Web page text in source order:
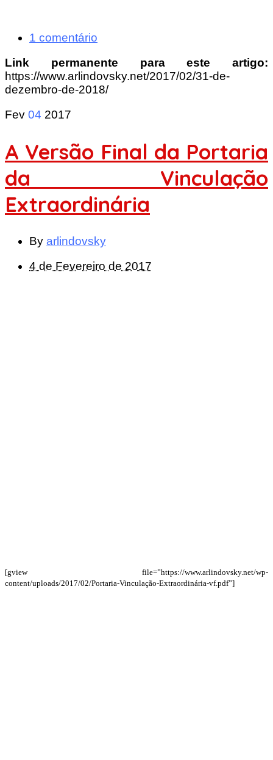
1 comentário
Link permanente para este artigo:
https://www.arlindovsky.net/2017/02/31-de-
dezembro-de-2018/
Fev 04 2017
A Versão Final da Portaria
da Vinculação
Extraordinária
By arlindovsky
4 de Fevereiro de 2017
[gview file=”https://www.arlindovsky.net/wp-
content/uploads/2017/02/Portaria-Vinculação-Extraordinária-vf.pdf”]